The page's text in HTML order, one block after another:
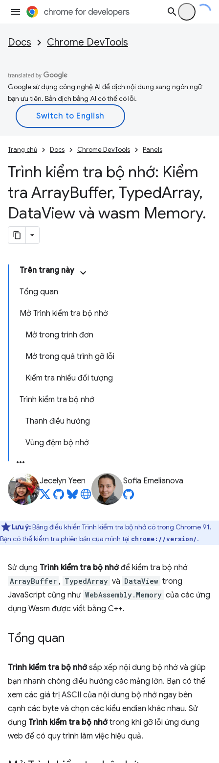
Docs Chrome DevTools
Google sử dụng công nghệ AI để dịch nội dung sang ngôn ngữ
bạn ưu tiên. Bản dịch bằng AI có thể có lỗi.
Trang chủ Docs Chrome DevTools Panels
Trình kiểm tra bộ nhớ: Kiểm
tra ArrayBuffer, TypedArray,
DataView và wasm Memory.
Trên trang này
Tổng quan
Mở Trình kiểm tra bộ nhớ
Mở trong trình đơn
Mở trong quá trình gỡ lỗi
Kiểm tra nhiều đối tượng
Trình kiểm tra bộ nhớ
Thanh điều hướng
Vùng đệm bộ nhớ
Jecelyn Yeen Sofia Emelianova
Lưu ý:Bảng điều khiển Trình kiểm tra bộ nhớ có trong Chrome 91.
Bạn có thể kiểm tra phiên bản của mình tại chrome://version/.
Sử dụng Trình kiểm tra bộ nhớ để kiểm tra bộ nhớ
ArrayBuffer , TypedArray và DataView trong
JavaScript cũng như WebAssembly.Memory của các ứng
dụng Wasm được viết bằng C++.
Tổng quan
Trình kiểm tra bộ nhớ sắp xếp nội dung bộ nhớ và giúp
bạn nhanh chóng điều hướng các mảng lớn. Bạn có thể
xem các giá trị ASCII của nội dung bộ nhớ ngay bên
cạnh các byte và chọn các kiểu endian khác nhau. Sử
dụng Trình kiểm tra bộ nhớ trong khi gỡ lỗi ứng dụng
web để có quy trình làm việc hiệu quả.